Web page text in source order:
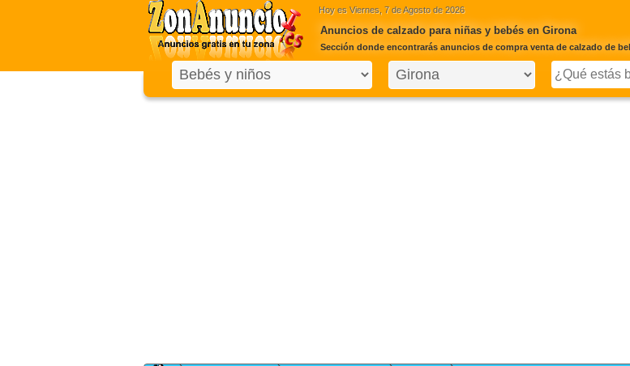
Hoy es Viernes, 7 de Agosto de 2026
Anuncios de calzado para niñas y bebés en Girona
Sección donde encontrarás anuncios de compra venta de calzado de